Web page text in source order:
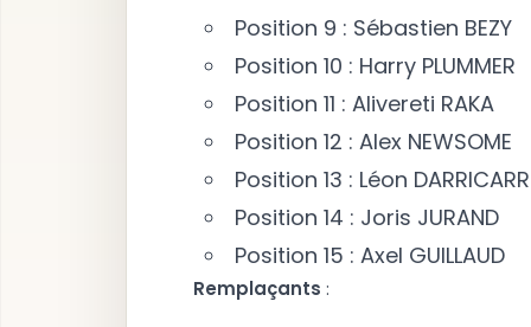
Position 9 : Sébastien BEZY
Position 10 : Harry PLUMMER
Position 11 : Alivereti RAKA
Position 12 : Alex NEWSOME
Position 13 : Léon
Position 14 : Joris JURAND
Position 15 : Axel GUILLAUD
Remplaçants :